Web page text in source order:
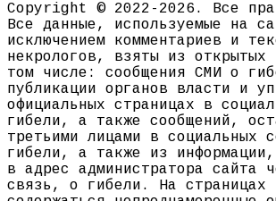
Copyright © 2022-2026. Все
Все данные, используемые на
исключением комментариев и
некрологов, взяты из открытых
том числе: сообщения СМИ о
публикации органов власти и
официальных страницах в
гибели, а также сообщений,
третьими лицами в социальных
гибели, а также из информации,
в адрес администратора сайта
связь, о гибели. На страницах